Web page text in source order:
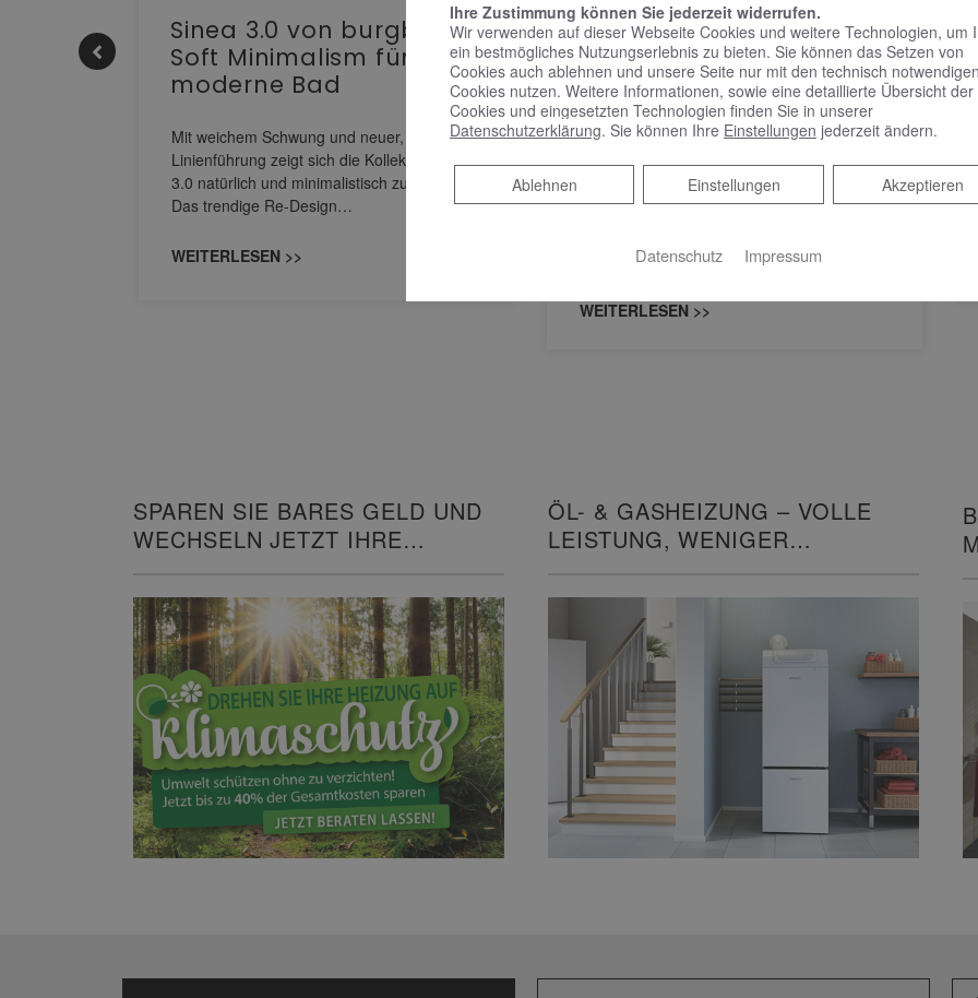
Sinea 3.0 von burgbad:
Soft Minimalism für das
moderne Bad
Mit weichem Schwung und neuer, markanter
Linienführung zeigt sich die Kollektion Sinea
3.0 natürlich und minimalistisch zugleich.
Das trendige Re-Design…
WEITERLESEN >>
KEUCO PHÖNIX –
Spiegelschrank punktet
mit reduziertem Design
und benutzerfreundlicher
Bedienung
Spiegelschrank punktet mit reduziertem
Features – das zeichnet Phönix aus.…
WEITERLESEN >>
SPAREN SIE BARES GELD UND
WECHSELN JETZT IHRE
ÖL- & GASHEIZUNG – VOLLE
LEISTUNG, WENIGER
Ihre Zustimmung können Sie jederzeit widerrufen.
Wir verwenden auf dieser Webseite Cookies und weitere Technologien, um
ein bestmögliches Nutzungserlebnis zu bieten. Sie können das Setzen von
Cookies auch ablehnen und unsere Seite nur mit den technisch notwendigen
Cookies nutzen. Weitere Informationen, sowie eine detaillierte Übersicht der
Cookies und eingesetzten Technologien finden Sie in unserer
Datenschutzerklärung. Sie können Ihre Einstellungen jederzeit ändern.
Akzeptieren
Einstellungen
Ablehnen
Ablehnen
Datenschutz Impressum